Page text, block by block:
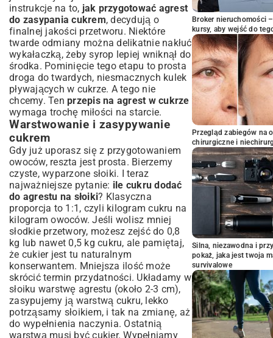
instrukcje na to, jak przygotować agrest
do zasypania cukrem, decydują o
finalnej jakości przetworu. Niektóre
twarde odmiany można delikatnie nakłuć
wykałaczką, żeby syrop lepiej wniknął do
środka. Pominięcie tego etapu to prosta
droga do twardych, niesmacznych kulek
pływających w cukrze. A tego nie
chcemy. Ten przepis na agrest w cukrze
wymaga trochę miłości na starcie.
Warstwowanie i zasypywanie
cukrem
Gdy już uporasz się z przygotowaniem
owoców, reszta jest prosta. Bierzemy
czyste, wyparzone słoiki. I teraz
najważniejsze pytanie: ile cukru dodać
do agrestu na słoiki? Klasyczna
proporcja to 1:1, czyli kilogram cukru na
kilogram owoców. Jeśli wolisz mniej
słodkie przetwory, możesz zejść do 0,8
kg lub nawet 0,5 kg cukru, ale pamiętaj,
że cukier jest tu naturalnym
konserwantem. Mniejsza ilość może
skrócić termin przydatności. Układamy w
słoiku warstwę agrestu (około 2-3 cm),
zasypujemy ją warstwą cukru, lekko
potrząsamy słoikiem, i tak na zmianę, aż
do wypełnienia naczynia. Ostatnią
warstwą musi być cukier. Wypełniamy
Broker nieruchomości
kursy, aby wejść do
Przegląd zabiegów na
chirurgiczne i
Silna, niezawodna i
pokaż, jaka jest twoja
survivalowe